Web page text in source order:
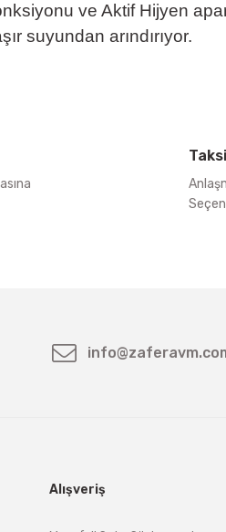
ve Aktif Hijyen
suyundan arındırıyor.
Alışveriş